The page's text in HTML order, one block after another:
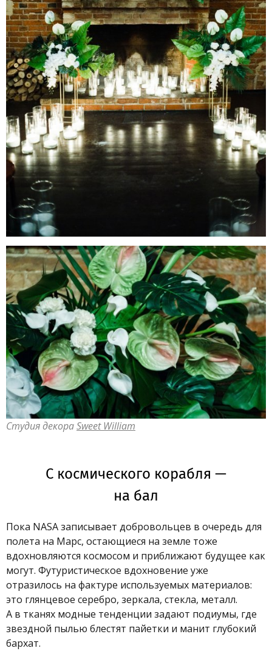
Студия декораSweet William
С космического корабля —
на бал
Пока NASA записывает добровольцев в очередь для
полета на Марс, остающиеся на земле тоже
вдохновляются космосом и приближают будущее как
могут. Футуристическое вдохновение уже
отразилось на фактуре используемых материалов:
это глянцевое серебро, зеркала, стекла, металл.
А в тканях модные тенденции задают подиумы, где
звездной пылью блестят пайетки и манит глубокий
бархат.